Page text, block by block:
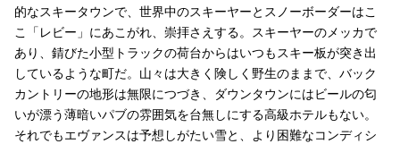
的なスキータウンで、世界中のスキーヤーとスノーボーダーはこ
こ「レビー」にあこがれ、崇拝さえする。スキーヤーのメッカで
あり、錆びた小型トラックの荷台からはいつもスキー板が突き出
しているような町だ。山々は大きく険しく野生のままで、バック
カントリーの地形は無限につづき、ダウンタウンにはビールの匂
いが漂う薄暗いパブの雰囲気を台無しにする高級ホテルもない。
それでもエヴァンスは予想しがたい雪と、より困難なコンディシ